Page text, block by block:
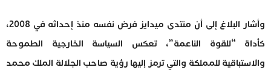
وأشار البلاغ إلى أن منتدى ميدايز فرض نفسه منذ إحداثه في 2008،
كأداة “للقوة الناعمة”، تعكس السياسة الخارجية الطموحة
والاستباقية للمملكة والتي ترمز إليها رؤية صاحب الجلالة الملك محمد